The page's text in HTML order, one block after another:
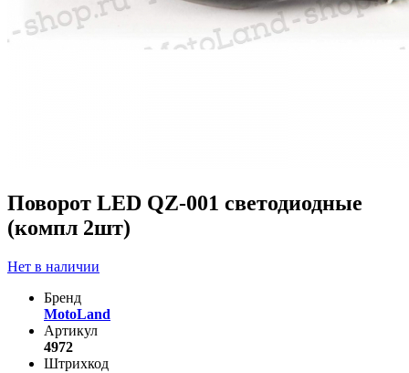
Поворот LED QZ-001 светодиодные
(компл 2шт)
Нет в наличии
Бренд
MotoLand
Артикул
4972
Штрихкод